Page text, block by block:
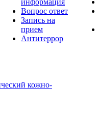
информация
Вопрос ответ
Запись на
прием
Антитеррор